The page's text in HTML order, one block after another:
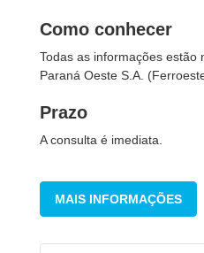
Como conhecer
Todas as informações estão
Paraná Oeste S.A.
Prazo
A consulta é imediata.
MAIS INFORMAÇÕES